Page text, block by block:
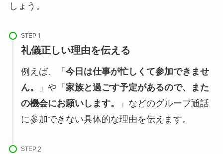
しょう。
STEP
礼儀正しい理由を伝える
例えば、「 今日は仕事が忙しくて参加できませ
ん。
」や「 家族と過ごす予定があるので、また
の機会にお願いします。
」などのグループ通話
に参加できない具体的な理由を伝えます。
STEP